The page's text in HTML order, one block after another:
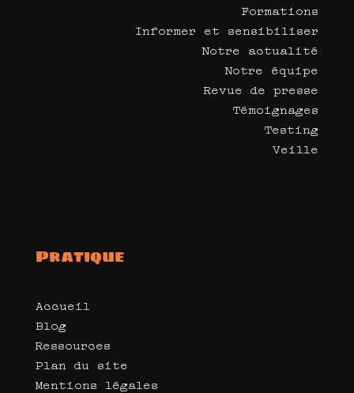
Formations
Informer et sensibiliser
Notre actualité
Notre équipe
Revue de presse
Témoignages
Testing
Veille
Pratique
Accueil
Blog
Ressources
Plan du site
Mentions légales